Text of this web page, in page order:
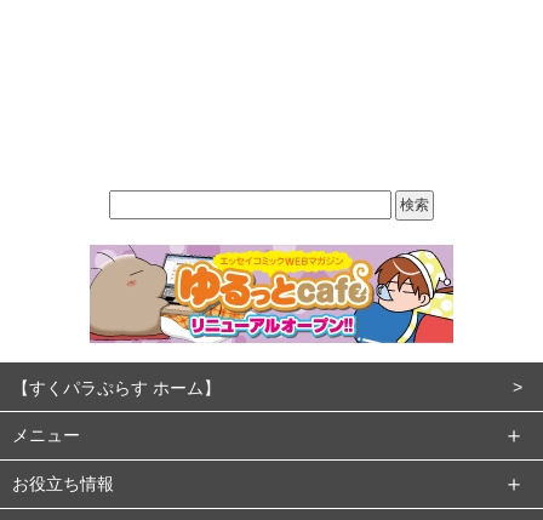
メニュー
お役立ち情報
【すくパラぷらす ホーム】